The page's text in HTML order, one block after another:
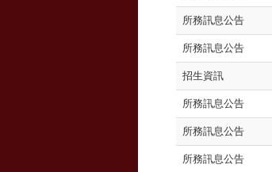
所務訊息公告
所務訊息公告
招生資訊
所務訊息公告
所務訊息公告
所務訊息公告